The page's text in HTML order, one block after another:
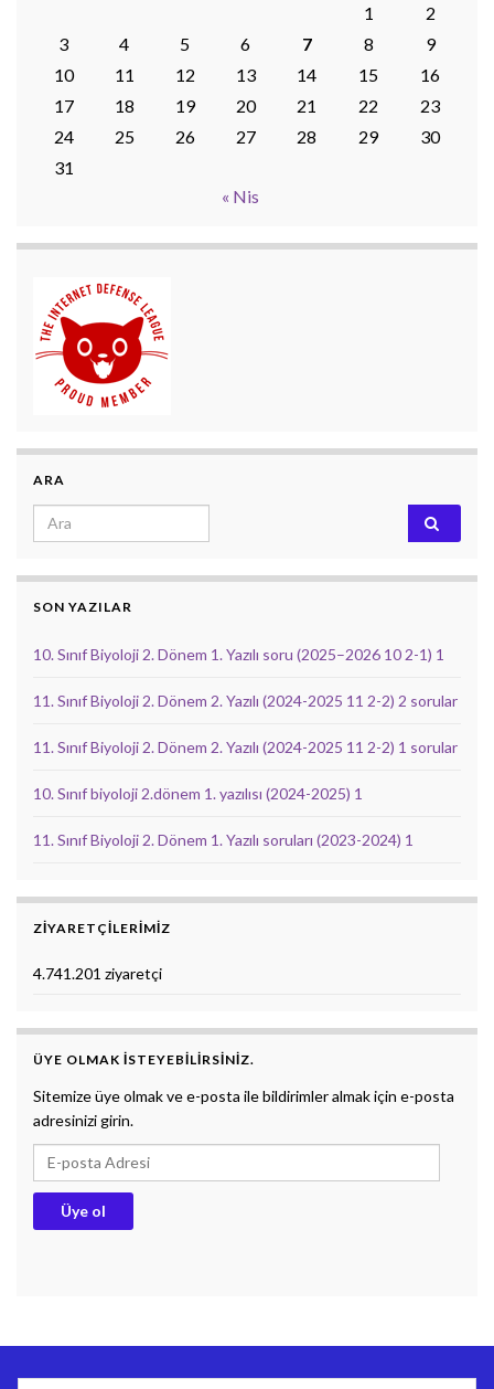
1
2
3
4 5 6 7 8
9
10
11 12 13 14 15
16
17
18 19 20 21 22
23
24
25 26 27 28 29
30
31
« Nis
ARA
Search for:
SON YAZILAR
10. Sınıf Biyoloji 2. Dönem 1. Yazılı soru (2025–2026 10 2-1) 1
11. Sınıf Biyoloji 2. Dönem 2. Yazılı (2024-2025 11 2-2) 2 sorular
11. Sınıf Biyoloji 2. Dönem 2. Yazılı (2024-2025 11 2-2) 1 sorular
10. Sınıf biyoloji 2.dönem 1. yazılısı (2024-2025) 1
11. Sınıf Biyoloji 2. Dönem 1. Yazılı soruları (2023-2024) 1
ZIYARETÇILERIMIZ
4.741.201 ziyaretçi
ÜYE OLMAK ISTEYEBILIRSINIZ.
Sitemize üye olmak ve e-posta ile bildirimler almak için e-posta
adresinizi girin.
E-posta Adresi
Üye ol